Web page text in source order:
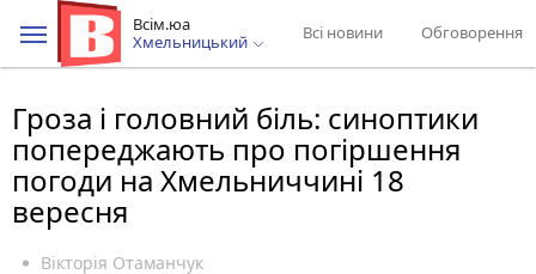
Всім.юа
Хмельницький
Всі новини Обговорення
Гроза і головний біль: синоптики
попереджають про погіршення
погоди на Хмельниччині 18
вересня
Вікторія Отаманчук